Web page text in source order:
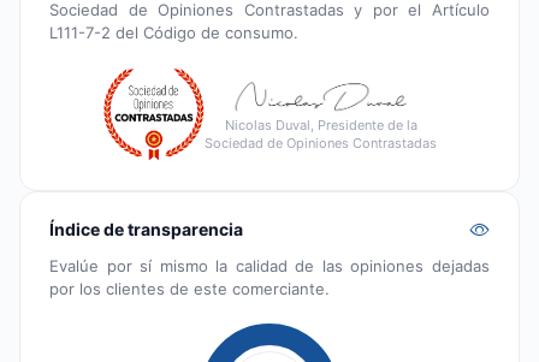
Sociedad de Opiniones Contrastadas y por el Artículo
L111-7-2 del Código de consumo.
Nicolas Duval, Presidente de la
Sociedad de Opiniones Contrastadas
Índice de transparencia
Evalúe por sí mismo la calidad de las opiniones dejadas
por los clientes de este comerciante.